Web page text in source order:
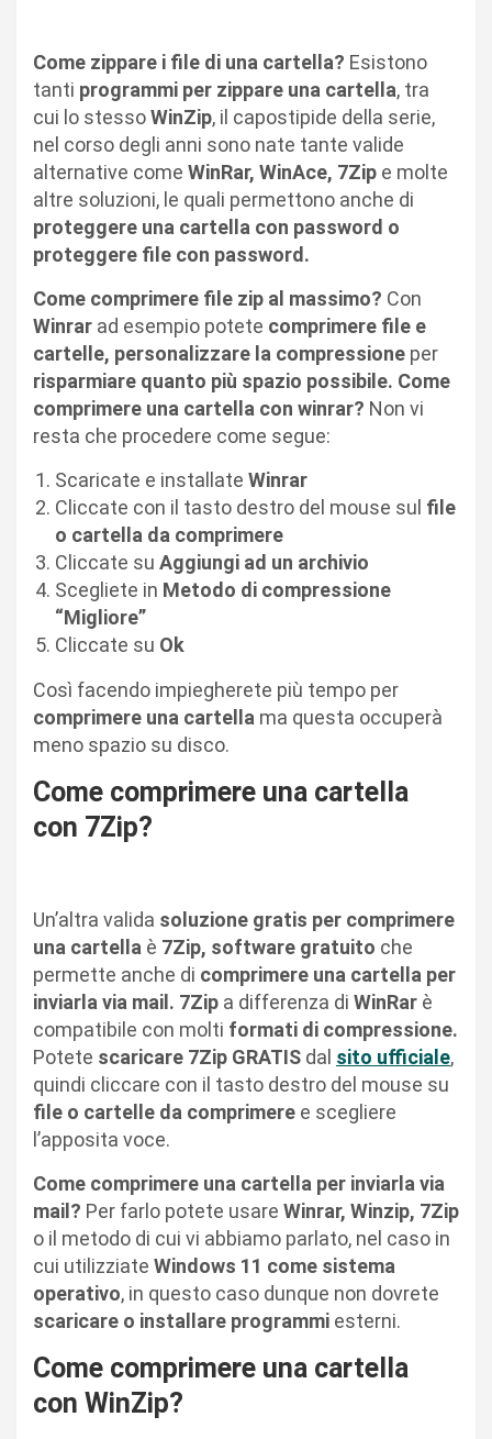
Come zippare i file di una cartella? Esistono
tanti programmi per zippare una cartella, tra
cui lo stessoWinZip, il capostipide della serie,
nel corso degli anni sono nate tante valide
alternative come WinRar, WinAce, 7Zip e molte
altre soluzioni, le quali permettono anche di
proteggere una cartella con password o
proteggere file con password.
Come comprimere file zip al massimo? Con
Winrar ad esempio potete comprimere file e
cartelle, personalizzare la compressione per
risparmiare quanto più spazio possibile. Come
comprimere una cartella con winrar? Non vi
resta che procedere come segue:
Scaricate e installate Winrar
Cliccate con il tasto destro del mouse sul file
o cartella da comprimere
Cliccate su Aggiungi ad un archivio
Scegliete in Metodo di compressione
“Migliore”
Cliccate su Ok
Così facendo impiegherete più tempo per
comprimere una cartella ma questa occuperà
meno spazio su disco.
Come comprimere una cartella
con 7Zip?
Un’altra valida soluzione gratis per comprimere
una cartella è 7Zip, software gratuito che
permette anche di comprimere una cartella per
inviarla via mail. 7Zip a differenza di WinRar è
compatibile con molti formati di compressione.
Potete scaricare 7Zip GRATIS dal sito ufficiale,
quindi cliccare con il tasto destro del mouse su
file o cartelle da comprimere e scegliere
l’apposita voce.
Come comprimere una cartella per inviarla via
mail? Per farlo potete usare Winrar, Winzip, 7Zip
o il metodo di cui vi abbiamo parlato, nel caso in
cui utilizziate Windows 11 come sistema
operativo, in questo caso dunque non dovrete
scaricare o installare programmi esterni.
Come comprimere una cartella
con WinZip?